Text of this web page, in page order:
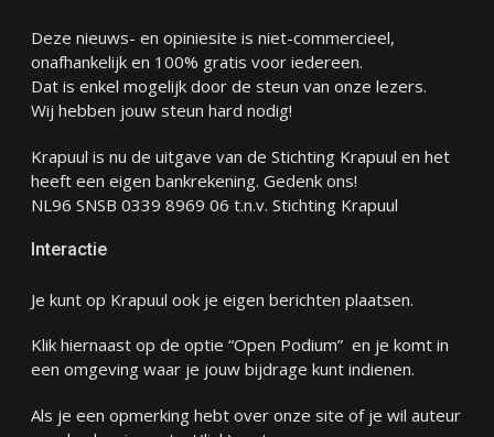
Deze nieuws- en opiniesite is niet-commercieel,
onafhankelijk en 100% gratis voor iedereen.
Dat is enkel mogelijk door de steun van onze lezers.
Wij hebben jouw steun hard nodig!
Krapuul is nu de uitgave van de Stichting Krapuul en het
heeft een eigen bankrekening. Gedenk ons!
NL96 SNSB 0339 8969 06 t.n.v. Stichting Krapuul
Interactie
Je kunt op Krapuul ook je eigen berichten plaatsen.
Klik hiernaast op de optie “Open Podium” en je komt in
een omgeving waar je jouw bijdrage kunt indienen.
Als je een opmerking hebt over onze site of je wil auteur